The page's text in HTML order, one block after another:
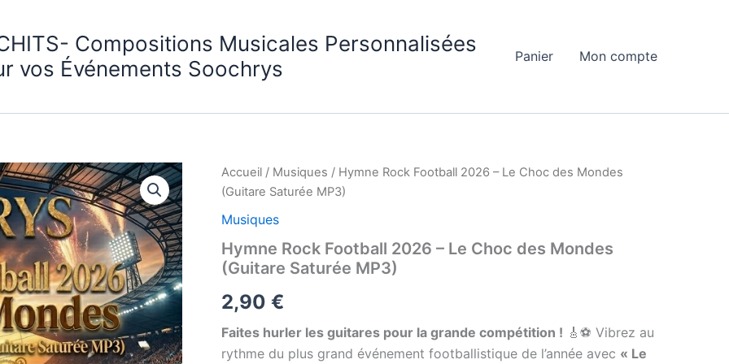
Compositions Musicales Personnalisées
vos Événements Soochrys
Panier Mon compte
Accueil / Musiques / Hymne Rock Football 2026 – Le Choc des Mondes
(Guitare Saturée MP3)
Musiques
Hymne Rock Football 2026 – Le Choc des Mondes
(Guitare Saturée MP3)
2,90 €
Faites hurler les guitares pour la grande compétition ! 🎸⚽ Vibrez au
rythme du plus grand événement footballistique de l’année avec « Le